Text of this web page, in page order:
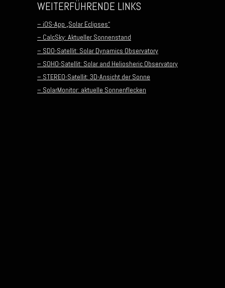
WEITERFÜHRENDE LINKS
– iOS-App „Solar Eclipses“
– CalcSky: Aktueller Sonnenstand
– SDO-Satellit: Solar Dynamics Observatory
– SOHO-Satellit: Solar and Heliosheric Observatory
– STEREO-Satellit: 3D-Ansicht der Sonne
– SolarMonitor: aktuelle Sonnenflecken